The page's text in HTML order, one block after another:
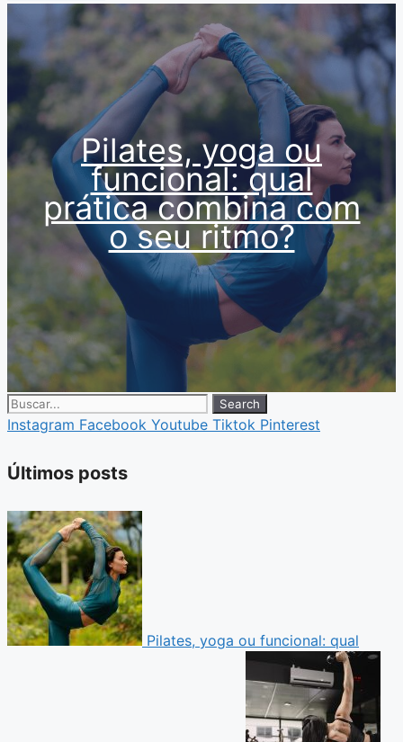
Pilates, yoga ou
funcional: qual
prática combina com
o seu ritmo?
Search
Instagram Facebook Youtube Tiktok Pinterest
Últimos posts
Pilates, yoga ou funcional: qual